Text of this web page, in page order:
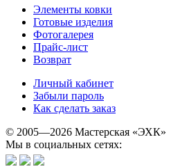
Элементы ковки
Готовые изделия
Фотогалерея
Прайс-лист
Возврат
Личный кабинет
Забыли пароль
Как сделать заказ
© 2005—2026 Мастерская «ЭХК»
Мы в социальных сетях: